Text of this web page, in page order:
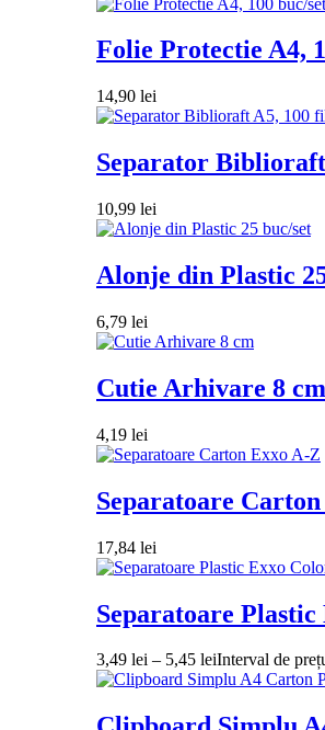
Folie Protectie A4,
14,90 lei
Separator
10,99 lei
Alonje din Plastic
6,79 lei
Cutie Arhivare 8 cm
4,19 lei
Separatoare
17,84 lei
Separatoare
3,49 lei – 5,45 leiInterval de